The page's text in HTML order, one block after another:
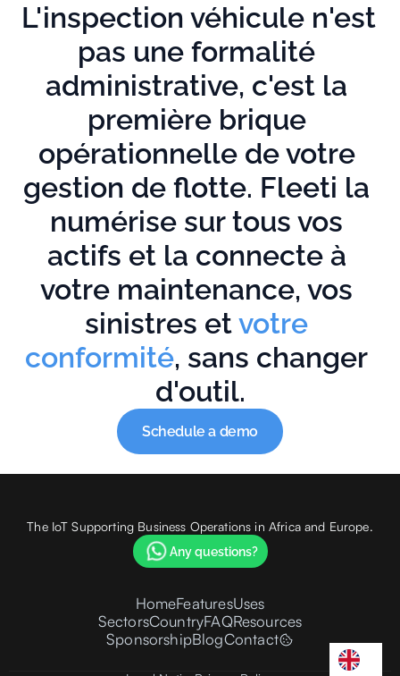
L'inspection véhicule n'est
pas une formalité
administrative, c'est la
première brique
opérationnelle de votre
gestion de flotte. Fleeti la
numérise sur tous vos
actifs et la connecte à
votre maintenance, vos
sinistres et votre
conformité, sans changer
d'outil.
Schedule a demo
The IoT Supporting Business Operations in Africa and Europe.
Any questions?
HomeFeaturesUses
SectorsCountryFAQResources
SponsorshipBlogContact